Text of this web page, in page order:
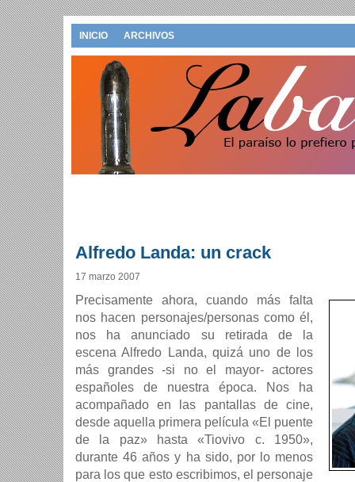
INICIO ARCHIVOS
Alfredo Landa: un crack
17 marzo 2007
Precisamente ahora, cuando más falta
nos hacen personajes/personas como él,
nos ha anunciado su retirada de la
escena Alfredo Landa, quizá uno de los
más grandes -si no el mayor- actores
españoles de nuestra época. Nos ha
acompañado en las pantallas de cine,
desde aquella primera pelí­cula «El puente
de la paz» hasta «Tiovivo c. 1950»,
durante 46 años y ha sido, por lo menos
para los que esto escribimos, el personaje